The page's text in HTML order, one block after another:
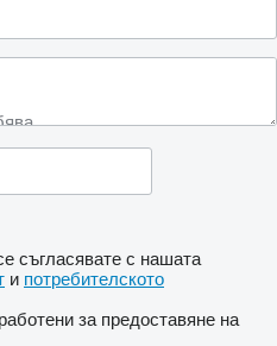
съгласявате с нашата
и потребителското
за предоставяне на